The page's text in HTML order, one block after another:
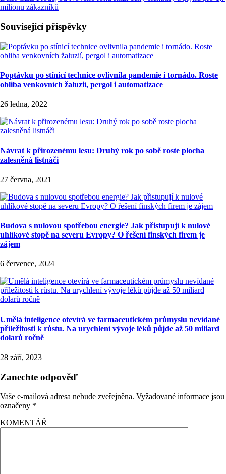
milionu zákazníků
Související příspěvky
Poptávku po stínicí technice ovlivnila pandemie i tornádo. Roste
obliba venkovních žaluzií, pergol i automatizace
26 ledna, 2022
Návrat k přirozenému lesu: Druhý rok po sobě roste plocha
zalesněná listnáči
27 června, 2021
Budova s nulovou spotřebou energie? Jak přistupují k nulové
uhlíkové stopě na severu Evropy? O řešení finských firem je
zájem
6 července, 2024
Umělá inteligence otevírá ve farmaceutickém průmyslu nevídané
příležitosti k růstu. Na urychlení vývoje léků půjde až 50 miliard
dolarů ročně
28 září, 2023
Zanechte odpověď
Vaše e-mailová adresa nebude zveřejněna. Vyžadované informace jsou
označeny *
KOMENTÁŘ